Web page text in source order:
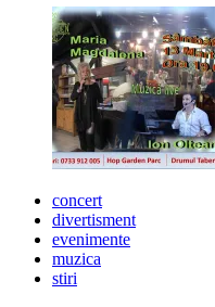
concert
divertisment
evenimente
muzica
stiri